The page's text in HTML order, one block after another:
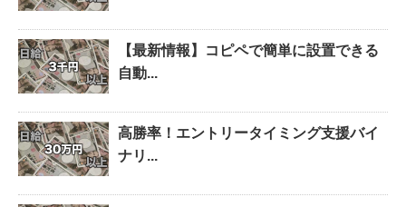
【最新情報】コピペで簡単に設置できる
自動...
高勝率！エントリータイミング支援バイ
ナリ...